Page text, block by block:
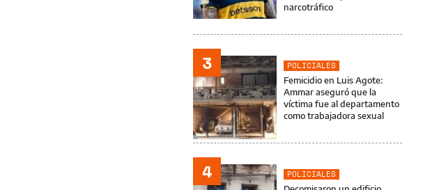
narcotráfico
3
POLICIALES
Femicidio en Luis Agote:
Ammar aseguró que la
víctima fue al departamento
como trabajadora sexual
4
POLICIALES